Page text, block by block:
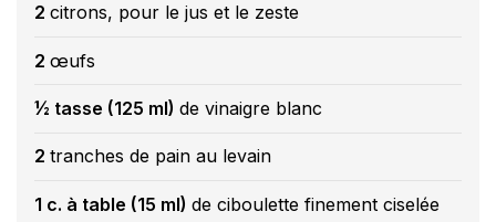
2 citrons, pour le jus et le zeste
2 œufs
½ tasse (125 ml) de vinaigre blanc
2 tranches de pain au levain
1 c. à table (15 ml) de ciboulette finement ciselée